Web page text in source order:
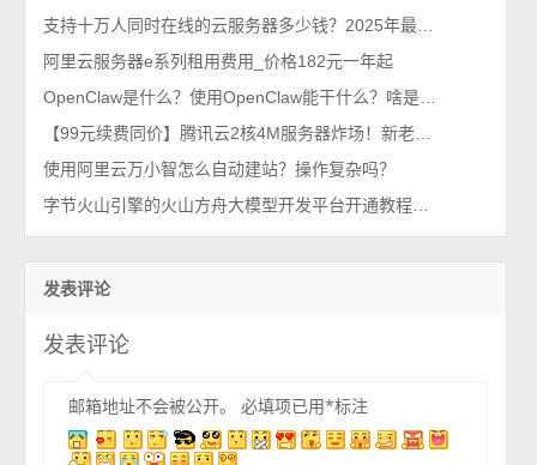
阿里云服务器e系列租用费用_价格182元一年起
使用阿里云万小智怎么自动建站？操作复杂吗？
发表评论
发表评论
邮箱地址不会被公开。 必填项已用*标注